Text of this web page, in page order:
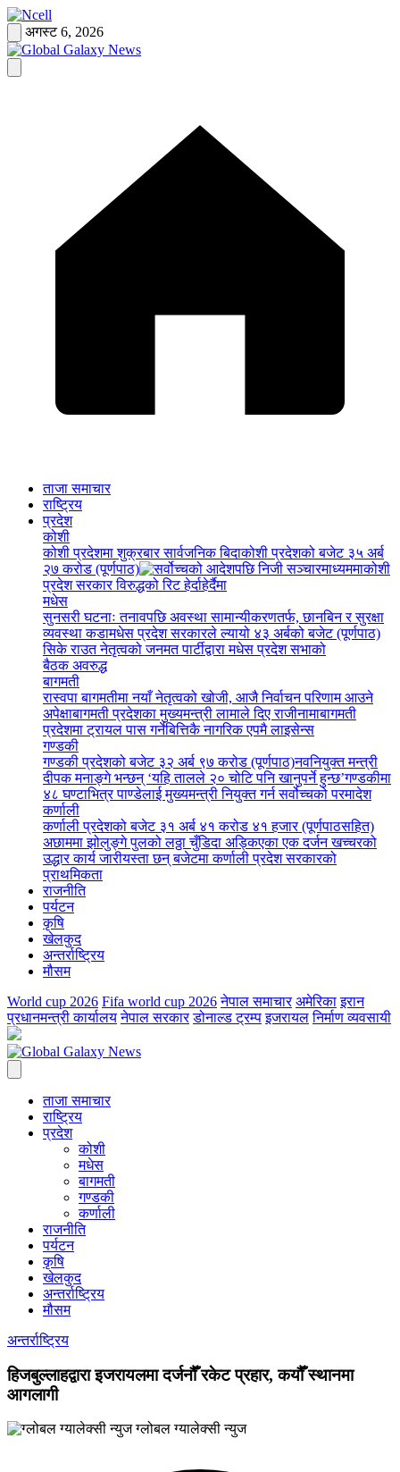
Skip
to
content
अगस्ट 6, 2026
ताजा समाचार
राष्ट्रिय
प्रदेश
कोशी
कोशी प्रदेशमा शुक्रबार सार्वजनिक बिदाकोशी प्रदेशको बजेट ३५ अर्ब
२७ करोड (पूर्णपाठ)
कोशी
प्रदेश सरकार विरुद्धको रिट हेर्दाहेर्दैमा
मधेस
सुनसरी घटनाः तनावपछि अवस्था सामान्यीकरणतर्फ, छानबिन र सुरक्षा
व्यवस्था कडामधेस प्रदेश सरकारले ल्यायो ४३ अर्बको बजेट (पूर्णपाठ)
सिके राउत नेतृत्वको जनमत पार्टीद्वारा मधेस प्रदेश सभाको
बैठक अवरुद्ध
बागमती
रास्वपा बागमतीमा नयाँ नेतृत्वको खोजी, आजै निर्वाचन परिणाम आउने
अपेक्षाबागमती प्रदेशका मुख्यमन्त्री लामाले दिए राजीनामाबागमती
प्रदेशमा ट्रायल पास गर्नेबित्तिकै नागरिक एपमै लाइसेन्स
गण्डकी
गण्डकी प्रदेशको बजेट ३२ अर्ब ९७ करोड (पूर्णपाठ)नवनियुक्त मन्त्री
दीपक मनाङ्गे भन्छन् ‘यहि तालले २० चोटि पनि खानुपर्ने हुन्छ’गण्डकीमा
४८ घण्टाभित्र पाण्डेलाई मुख्यमन्त्री नियुक्त गर्न सर्वोच्चको परमादेश
कर्णाली
कर्णाली प्रदेशको बजेट ३१ अर्ब ४१ करोड ४१ हजार (पूर्णपाठसहित)
अछाममा झोलुङ्गे पुलको लठ्ठा चुँडिदा अड्किएका एक दर्जन खच्चरको
उद्धार कार्य जारीयस्ता छन् बजेटमा कर्णाली प्रदेश सरकारको
प्राथमिकता
राजनीति
पर्यटन
कृषि
खेलकुद
अन्तर्राष्ट्रिय
मौसम
World cup 2026 Fifa world cup 2026 नेपाल समाचार अमेरिका इरान
प्रधानमन्त्री कार्यालय नेपाल सरकार डोनाल्ड ट्रम्प इजरायल निर्माण व्यवसायी
ताजा समाचार
राष्ट्रिय
प्रदेश
कोशी
मधेस
बागमती
गण्डकी
कर्णाली
राजनीति
पर्यटन
कृषि
खेलकुद
अन्तर्राष्ट्रिय
मौसम
अन्तर्राष्ट्रिय
हिजबुल्लाहद्वारा इजरायलमा दर्जनौँ रकेट प्रहार, कयौँ स्थानमा
आगलागी
ग्लोबल ग्यालेक्सी न्युज